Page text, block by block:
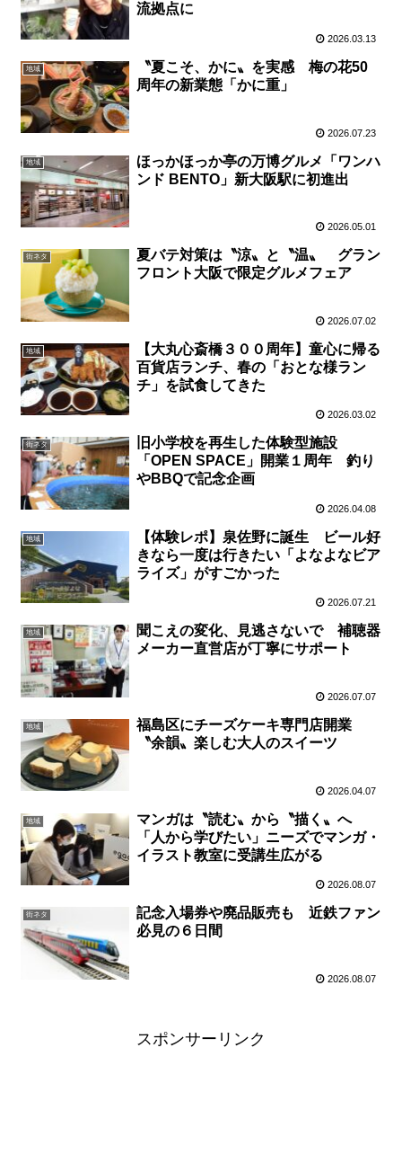
流拠点に
2026.03.13
地域
〝夏こそ、かに〟を実感 梅の花50
周年の新業態「かに重」
2026.07.23
地域
ほっかほっか亭の万博グルメ「ワンハ
ンド BENTO」新大阪駅に初進出
2026.05.01
街ネタ
夏バテ対策は〝涼〟と〝温〟 グラン
フロント大阪で限定グルメフェア
2026.07.02
地域
【大丸心斎橋３００周年】童心に帰る
百貨店ランチ、春の「おとな様ラン
チ」を試食してきた
2026.03.02
街ネタ
旧小学校を再生した体験型施設
「OPEN SPACE」開業１周年 釣り
やBBQで記念企画
2026.04.08
地域
【体験レポ】泉佐野に誕生 ビール好
きなら一度は行きたい「よなよなビア
ライズ」がすごかった
2026.07.21
地域
聞こえの変化、見逃さないで 補聴器
メーカー直営店が丁寧にサポート
2026.07.07
地域
福島区にチーズケーキ専門店開業
〝余韻〟楽しむ大人のスイーツ
2026.04.07
地域
マンガは〝読む〟から〝描く〟へ
「人から学びたい」ニーズでマンガ・
イラスト教室に受講生広がる
2026.08.07
街ネタ
記念入場券や廃品販売も 近鉄ファン
必見の６日間
2026.08.07
スポンサーリンク